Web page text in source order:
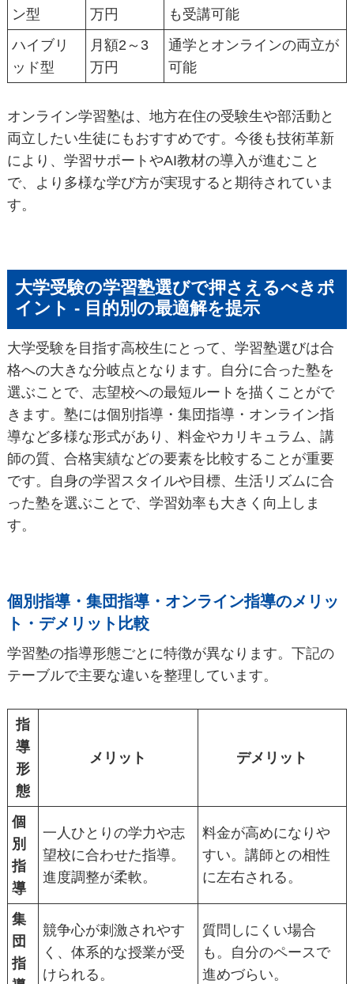
ン型
万円
も受講可能
ハイブリ
ッド型
月額2～3
万円
通学とオンラインの両立が
可能
オンライン学習塾は、地方在住の受験生や部活動と
両立したい生徒にもおすすめです。今後も技術革新
により、学習サポートやAI教材の導入が進むこと
で、より多様な学び方が実現すると期待されていま
す。
大学受験の学習塾選びで押さえるべきポ
イント - 目的別の最適解を提示
大学受験を目指す高校生にとって、学習塾選びは合
格への大きな分岐点となります。自分に合った塾を
選ぶことで、志望校への最短ルートを描くことがで
きます。塾には個別指導・集団指導・オンライン指
導など多様な形式があり、料金やカリキュラム、講
師の質、合格実績などの要素を比較することが重要
です。自身の学習スタイルや目標、生活リズムに合
った塾を選ぶことで、学習効率も大きく向上しま
す。
個別指導・集団指導・オンライン指導のメリッ
ト・デメリット比較
学習塾の指導形態ごとに特徴が異なります。下記の
テーブルで主要な違いを整理しています。
指
導
形
態
メリット デメリット
個
別
指
導
一人ひとりの学力や志
望校に合わせた指導。
進度調整が柔軟。
料金が高めになりや
すい。講師との相性
に左右される。
集
団
指
競争心が刺激されやす
く、体系的な授業が受
けられる。
質問しにくい場合
も。自分のペースで
進めづらい。